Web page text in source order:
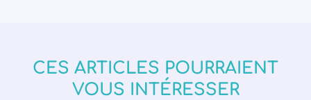
CES ARTICLES POURRAIENT
VOUS INTÉRESSER